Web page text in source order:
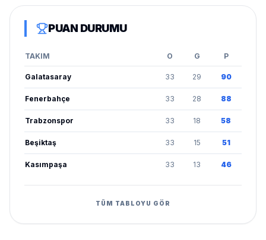
PUAN DURUMU
TAKIM O G P
Galatasaray 33 29 90
Fenerbahçe 33 28 88
Trabzonspor 33 18 58
Beşiktaş 33 15 51
Kasımpaşa 33 13 46
TÜM TABLOYU GÖR